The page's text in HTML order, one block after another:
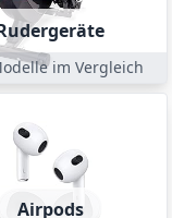
im Vergleich
Airpods